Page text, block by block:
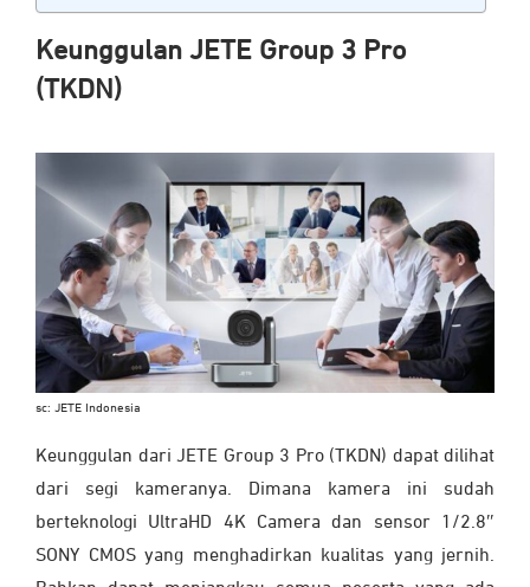
Keunggulan JETE Group 3 Pro
(TKDN)
sc: JETE Indonesia
Keunggulan dari JETE Group 3 Pro (TKDN) dapat dilihat
dari segi kameranya. Dimana kamera ini sudah
berteknologi UltraHD 4K Camera dan sensor 1/2.8″
SONY CMOS yang menghadirkan kualitas yang jernih.